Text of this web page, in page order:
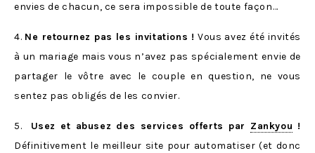
envies de chacun, ce sera impossible de toute façon…
4. Ne retournez pas les invitations ! Vous avez été invités
à un mariage mais vous n’avez pas spécialement envie de
partager le vôtre avec le couple en question, ne vous
sentez pas obligés de les convier.
5. Usez et abusez des services offerts par Zankyou !
Définitivement le meilleur site pour automatiser (et donc